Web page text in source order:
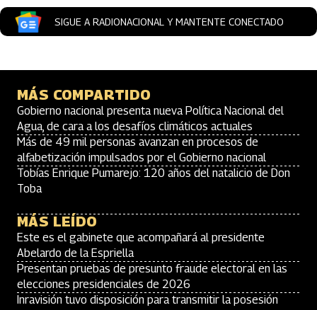
SIGUE A RADIONACIONAL Y MANTENTE CONECTADO
MÁS COMPARTIDO
Gobierno nacional presenta nueva Política Nacional del
Agua, de cara a los desafíos climáticos actuales
Más de 49 mil personas avanzan en procesos de
alfabetización impulsados por el Gobierno nacional
Tobías Enrique Pumarejo: 120 años del natalicio de Don
Toba
MÁS LEÍDO
Este es el gabinete que acompañará al presidente
Abelardo de la Espriella
Presentan pruebas de presunto fraude electoral en las
elecciones presidenciales de 2026
Inravisión tuvo disposición para transmitir la posesión